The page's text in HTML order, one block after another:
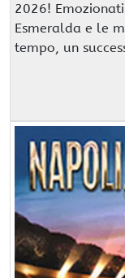
2026!
Esmeralda e le
tempo, un